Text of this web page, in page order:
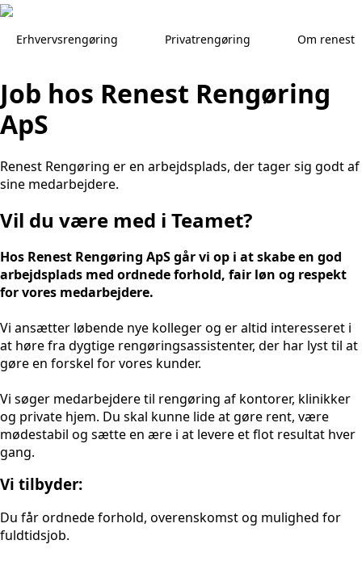
Skip
to
Erhvervsrengøring Privatrengøring Om renest
Job hos Renest Rengøring
ApS
Renest Rengøring er en arbejdsplads, der tager sig godt af
sine medarbejdere.
Vil du være med i Teamet?
Hos Renest Rengøring ApS går vi op i at skabe en god
arbejdsplads med ordnede forhold, fair løn og respekt
for vores medarbejdere.
Vi ansætter løbende nye kolleger og er altid interesseret i
at høre fra dygtige rengøringsassistenter, der har lyst til at
gøre en forskel for vores kunder.
Vi søger medarbejdere til rengøring af kontorer, klinikker
og private hjem. Du skal kunne lide at gøre rent, være
mødestabil og sætte en ære i at levere et flot resultat hver
gang.
Vi tilbyder:
Du får ordnede forhold, overenskomst og mulighed for
fuldtidsjob.